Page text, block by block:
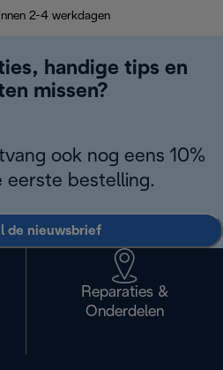
2-4 werkdagen
handige tips en
missen?
ook nog eens 10%
eerste bestelling.
de nieuwsbrief
Reparaties &
Onderdelen